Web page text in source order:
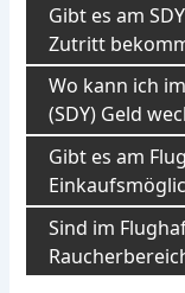
Gibt es am
Zutritt
Wo kann ich
(SDY) Geld
Gibt es am
Sind im